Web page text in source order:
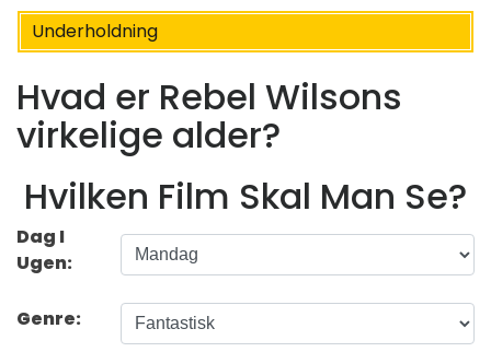
Underholdning
Hvad er Rebel Wilsons
virkelige alder?
Hvilken Film Skal Man Se?
Dag I
Ugen:
Genre: